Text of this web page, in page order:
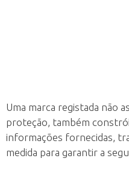
Uma marca registada não
proteção, também
informações fornecidas,
medida para garantir a